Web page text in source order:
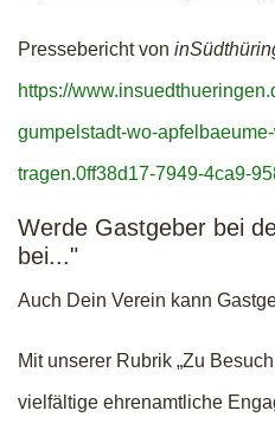
Pressebericht von
https://
gumpelstadt-wo-
tragen.0ff38d17-7949-4ca9-
Werde Gastgeber bei
bei..."
Auch Dein Verein kann
Mit unserer Rubrik „Zu
vielfältige ehrenamtliche